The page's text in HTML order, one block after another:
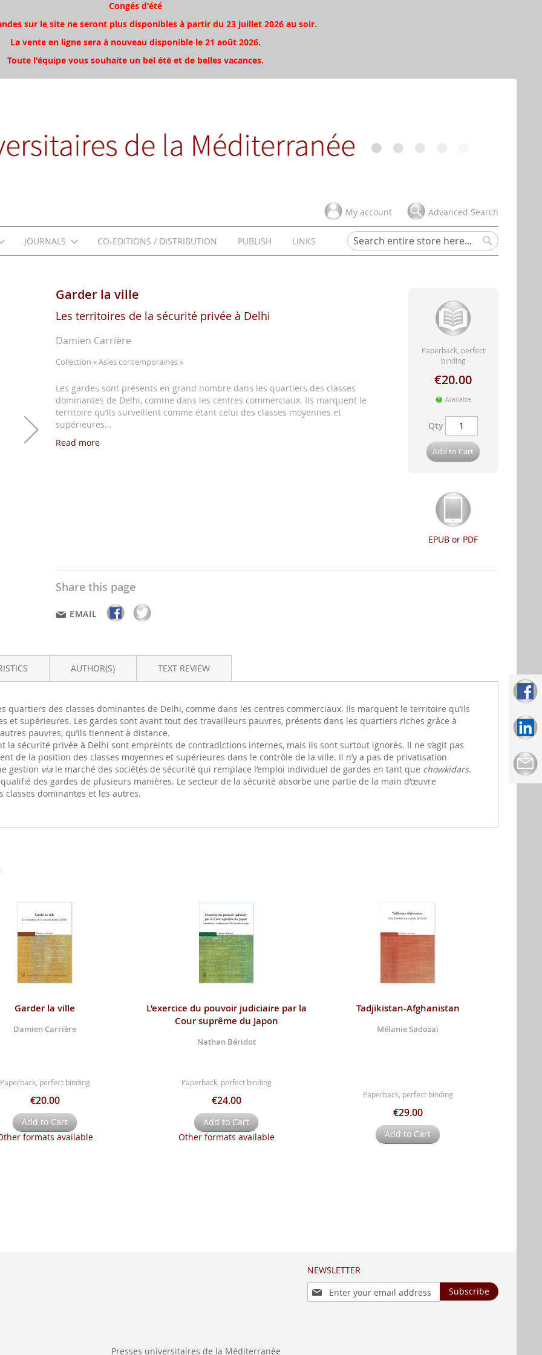
Congés d'été
sur le site ne seront plus disponibles à partir du 23 juillet 2026 au soir.
La vente en ligne sera à nouveau disponible le 21 août 2026.
Toute l'équipe vous souhaite un bel été et de belles vacances.
My account Advanced Search
JOURNALS CO-EDITIONS / DISTRIBUTION PUBLISH
LINKS
Search
Search
Garder la ville
Les territoires de la sécurité privée à Delhi
Damien Carrière
Collection « Asies contemporaines »
Les gardes sont présents en grand nombre dans les quartiers des classes
dominantes de Delhi, comme dans les centres commerciaux. Ils marquent le
territoire qu’ils surveillent comme étant celui des classes moyennes et
supérieures...
Read more
Paperback, perfect
binding
€20.00
Available
Qty
Add to Cart
EPUB or PDF
Share this page
EMAIL
quartiers des classes dominantes de Delhi, comme dans les centres commerciaux. Ils marquent le territoire qu’ils
et supérieures. Les gardes sont avant tout des travailleurs pauvres, présents dans les quartiers riches grâce à
pauvres, qu’ils tiennent à distance.
sécurité privée à Delhi sont empreints de contradictions internes, mais ils sont surtout ignorés. Il ne s’agit pas
de la position des classes moyennes et supérieures dans le contrôle de la ville. Il n’y a pas de privatisation
gestion via le marché des sociétés de sécurité qui remplace l’emploi individuel de gardes en tant que chowkidars.
des gardes de plusieurs manières. Le secteur de la sécurité absorbe une partie de la main d’œuvre
dominantes et les autres.
AUTHOR(S) TEXT REVIEW
Garder la ville
Damien Carrière
Paperback, perfect binding
€20.00
Add to Cart
formats available
L’exercice du pouvoir judiciaire par la
Cour suprême du Japon
Nathan Béridot
Paperback, perfect binding
€24.00
Add to Cart
Other formats available
Tadjikistan-Afghanistan
Mélanie Sadozaï
Paperback, perfect binding
€29.00
Add to Cart
NEWSLETTER
Sign
Up
Subscribe
Presses universitaires de la Méditerranée